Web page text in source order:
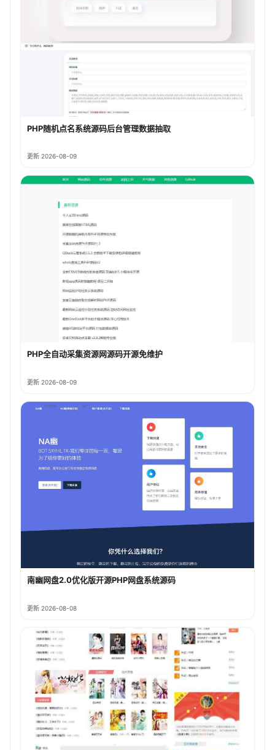
PHP随机点名系统源码后台管理数据抽取
更新 2026-08-09
PHP全自动采集资源网源码开源免维护
更新 2026-08-09
南幽网盘2.0优化版开源PHP网盘系统源码
更新 2026-08-08